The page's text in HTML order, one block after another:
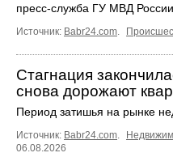
пресс‑служба ГУ МВД
Источник: Babr24.com.
Стагнация
снова дорожают
Период затишья на рынке
Источник: Babr24.com.
06.08.2026